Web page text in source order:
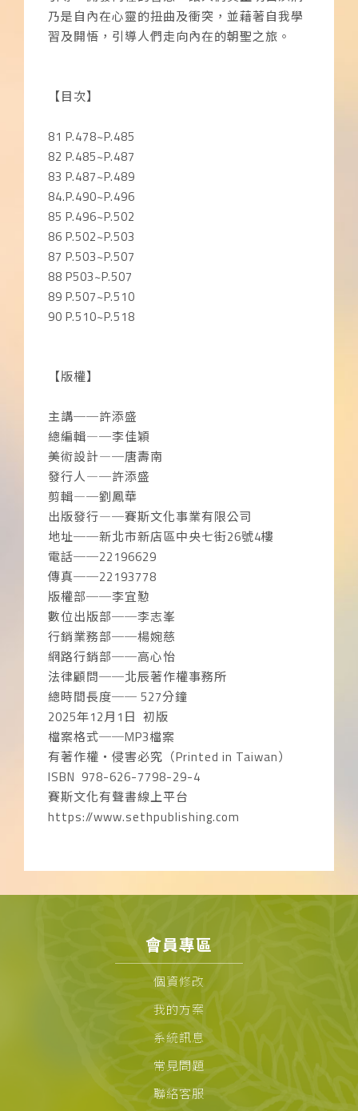
乃是自內在心靈的扭曲及衝突，並藉著自我學
習及開悟，引導人們走向內在的朝聖之旅。
【目次】
81 P.478~P.485
82 P.485~P.487
83 P.487~P.489
84.P.490~P.496
85 P.496~P.502
86 P.502~P.503
87 P.503~P.507
88 P503~P.507
89 P.507~P.510
90 P.510~P.518
【版權】
主講──許添盛
總編輯―─李佳穎
美術設計―─唐壽南
發行人―─許添盛
剪輯―─劉鳳華
出版發行―─賽斯文化事業有限公司
地址──新北市新店區中央七街26號4樓
電話──22196629
傳真──22193778
版權部──李宜懃
數位出版部──李志峯
行銷業務部──楊婉慈
網路行銷部──高心怡
法律顧問──北辰著作權事務所
總時間長度── 527分鐘
2025年12月1日 初版
檔案格式──MP3檔案
有著作權‧侵害必究（Printed in Taiwan）
ISBN 978-626-7798-29-4
賽斯文化有聲書線上平台
https://www.sethpublishing.com
會員專區
個資修改
我的方案
系統訊息
常見問題
聯絡客服